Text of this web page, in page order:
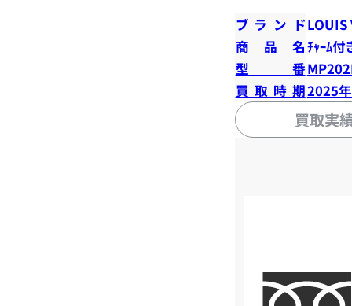
ブランドLOUIS
商品名ﾁｬｰﾑ付
型番
買取時期2025
買取実